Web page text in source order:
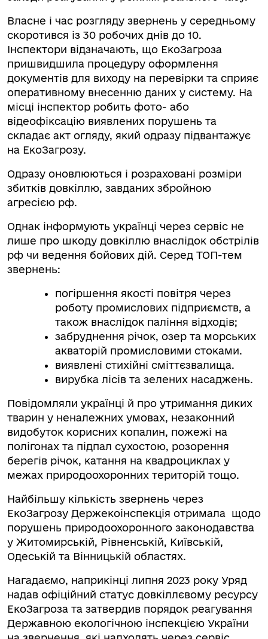
Власне і час розгляду звернень у середньому
скоротився із 30 робочих днів до 10.
Інспектори відзначають, що ЕкоЗагроза
пришвидшила процедуру оформлення
документів для виходу на перевірки та сприяє
оперативному внесенню даних у систему. На
місці інспектор робить фото- або
відеофіксацію виявлених порушень та
складає акт огляду, який одразу підвантажує
на ЕкоЗагрозу.
Одразу оновлюються і розраховані розміри
збитків довкіллю, завданих збройною
агресією рф.
Однак інформують українці через сервіс не
лише про шкоду довкіллю внаслідок обстрілів
рф чи ведення бойових дій. Серед ТОП-тем
звернень:
погіршення якості повітря через
роботу промислових підприємств, а
також внаслідок паління відходів;
забруднення річок, озер та морських
акваторій промисловими стоками.
виявлені стихійні сміттєзвалища.
вирубка лісів та зелених насаджень.
Повідомляли українці й про утримання диких
тварин у неналежних умовах, незаконний
видобуток корисних копалин, пожежі на
полігонах та підпал сухостою, розорення
берегів річок, катання на квадроциклах у
межах природоохоронних територій тощо.
Найбільшу кількість звернень через
ЕкоЗагрозу Держекоінспекція отримала щодо
порушень природоохоронного законодавства
у Житомирській, Рівненській, Київській,
Одеській та Вінницькій областях.
Нагадаємо, наприкінці липня 2023 року Уряд
надав офіційний статус довкіллєвому ресурсу
ЕкоЗагроза та затвердив порядок реагування
Державною екологічною інспекцією України